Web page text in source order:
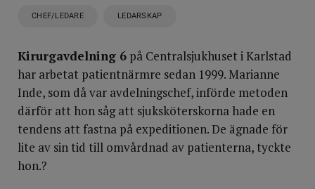
CHEF/LEDARE LEDARSKAP
Kirurgavdelning 6 på Central­sjukhuset i Karlstad
har arbetat patientnärmre sedan 1999. Marianne
Inde, som då var avdelningschef, införde metoden
därför att hon såg att sjuksköterskorna hade en
tendens att fastna på expeditionen. De ägnade för
lite av sin tid till omvårdnad av patienterna, tyckte
hon.?